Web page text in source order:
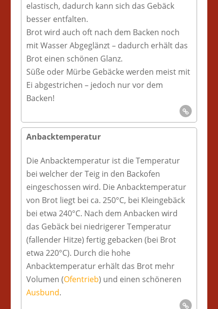
elastisch, dadurch kann sich das Gebäck
besser entfalten.
Brot wird auch oft nach dem Backen noch
mit Wasser Abgeglänzt – dadurch erhält das
Brot einen schönen Glanz.
Süße oder Mürbe Gebäcke werden meist mit
Ei abgestrichen – jedoch nur vor dem
Backen!
Anbacktemperatur
Die Anbacktemperatur ist die Temperatur
bei welcher der Teig in den Backofen
eingeschossen wird. Die Anbacktemperatur
von Brot liegt bei ca. 250°C, bei Kleingebäck
bei etwa 240°C. Nach dem Anbacken wird
das Gebäck bei niedrigerer Temperatur
(fallender Hitze) fertig gebacken (bei Brot
etwa 220°C). Durch die hohe
Anbacktemperatur erhält das Brot mehr
Volumen (Ofentrieb) und einen schöneren
Ausbund.